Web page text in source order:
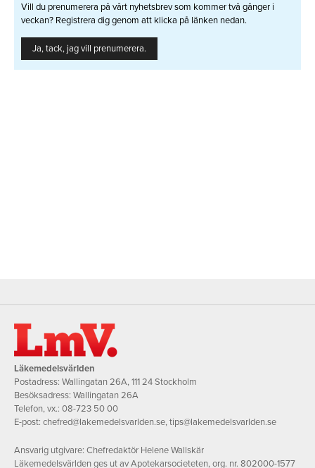
Vill du prenumerera på vårt nyhetsbrev som kommer två gånger i
veckan? Registrera dig genom att klicka på länken nedan.
Ja, tack, jag vill prenumerera.
Läkemedelsvärlden
Postadress: Wallingatan 26A, 111 24 Stockholm
Besöksadress: Wallingatan 26A
Telefon, vx.: 08-723 50 00
E-post: chefred@lakemedelsvarlden.se,tips@lakemedelsvarlden.se
Ansvarig utgivare: Chefredaktör Helene Wallskär
Läkemedelsvärlden ges ut av Apotekarsocieteten, org. nr. 802000-1577